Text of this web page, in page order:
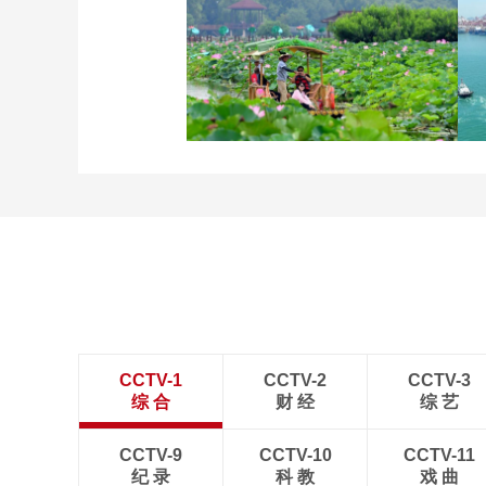
立秋近 采菱忙
CCTV-1
综 合
CCTV-2
财 经
CCTV-3
综 艺
CCTV-9
纪 录
CCTV-10
科 教
CCTV-11
戏 曲